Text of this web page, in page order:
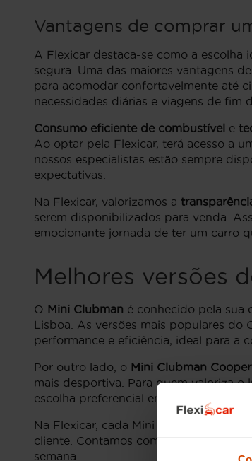
Vantagens de comprar
A Flexicar destaca-se como a escolha
segura. Uma das maiores vantagens
para acomodar confortavelmente até
necessidades diárias e viagens de fim
Consumo eficiente de combustível e
Ao optar pela Flexicar, terá acesso a
nossos especialistas estão sempre
expectativas.
Na Flexicar, valorizamos a
serem disponibilizados para venda.
emocionante jornada de ter um carro
Melhores versões
O Mini Clubman é conhecido pela sua
Lisboa. As versões mais populares do
performance e eficiência, ideal para a
Por outro lado, o Mini Clubman
mais desportiva. Para quem valoriza
escolha preferencial entre os
Na Flexicar, cada Mini Clubman
cliente. Contamos com uma seleção
semana.